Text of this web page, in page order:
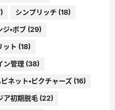
シンプリッチ (18)
・ボブ (29)
ット (18)
ン管理 (38)
ネット・ピクチャーズ (16)
ア初期脱毛 (22)